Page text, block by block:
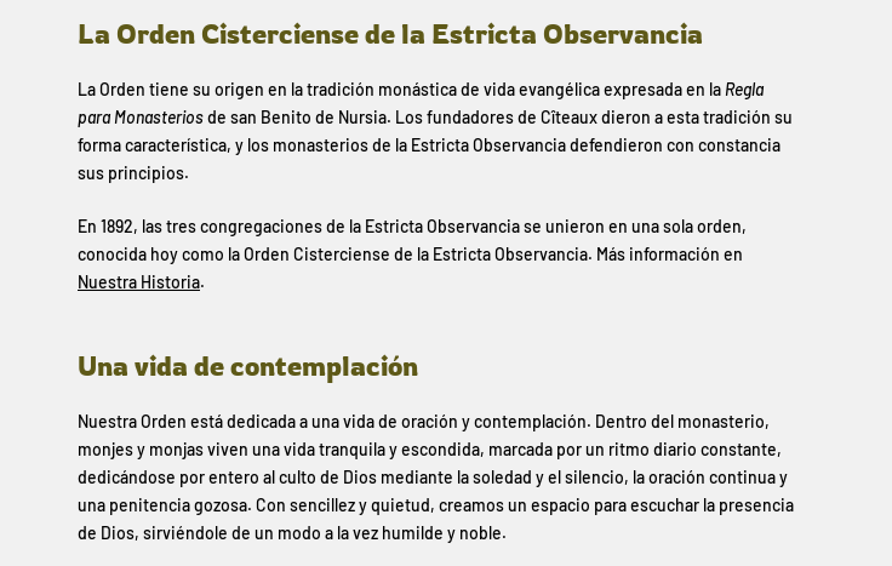
La Orden Cisterciense de la Estricta Observancia
La Orden tiene su origen en la tradición monástica de vida evangélica expresada en la Regla
para Monasteriosde san Benito de Nursia. Los fundadores de Cîteaux dieron a esta tradición su
forma característica, y los monasterios de la Estricta Observancia defendieron con constancia
sus principios.
En 1892, las tres congregaciones de la Estricta Observancia se unieron en una sola orden,
conocida hoy como la Orden Cisterciense de la Estricta Observancia. Más información en
Nuestra Historia.
Una vida de contemplación
Nuestra Orden está dedicada a una vida de oración y contemplación. Dentro del monasterio,
monjes y monjas viven una vida tranquila y escondida, marcada por un ritmo diario constante,
dedicándose por entero al culto de Dios mediante la soledad y el silencio, la oración continua y
una penitencia gozosa. Con sencillez y quietud, creamos un espacio para escuchar la presencia
de Dios, sirviéndole de un modo a la vez humilde y noble.